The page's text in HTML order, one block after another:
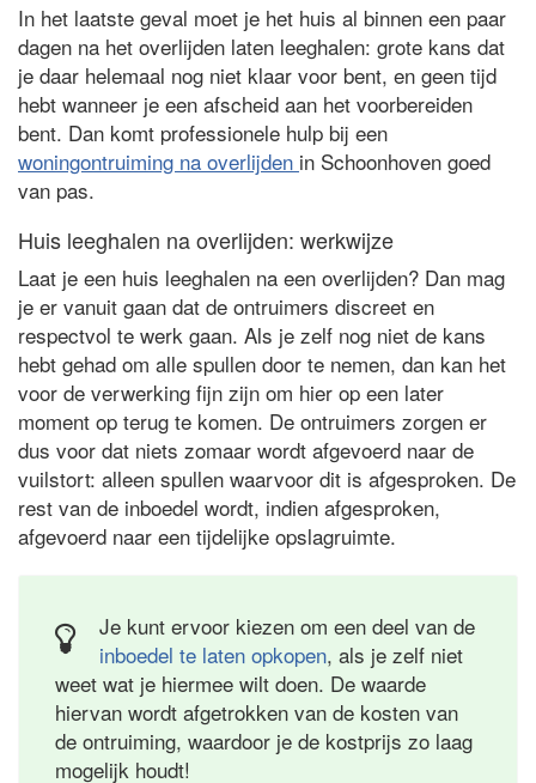
In het laatste geval moet je het huis al binnen een paar
dagen na het overlijden laten leeghalen: grote kans dat
je daar helemaal nog niet klaar voor bent, en geen tijd
hebt wanneer je een afscheid aan het voorbereiden
bent. Dan komt professionele hulp bij een
woningontruiming na overlijden in Schoonhoven goed
van pas.
Huis leeghalen na overlijden: werkwijze
Laat je een huis leeghalen na een overlijden? Dan mag
je er vanuit gaan dat de ontruimers discreet en
respectvol te werk gaan. Als je zelf nog niet de kans
hebt gehad om alle spullen door te nemen, dan kan het
voor de verwerking fijn zijn om hier op een later
moment op terug te komen. De ontruimers zorgen er
dus voor dat niets zomaar wordt afgevoerd naar de
vuilstort: alleen spullen waarvoor dit is afgesproken. De
rest van de inboedel wordt, indien afgesproken,
afgevoerd naar een tijdelijke opslagruimte.
Je kunt ervoor kiezen om een deel van de
inboedel te laten opkopen, als je zelf niet
weet wat je hiermee wilt doen. De waarde
hiervan wordt afgetrokken van de kosten van
de ontruiming, waardoor je de kostprijs zo laag
mogelijk houdt!